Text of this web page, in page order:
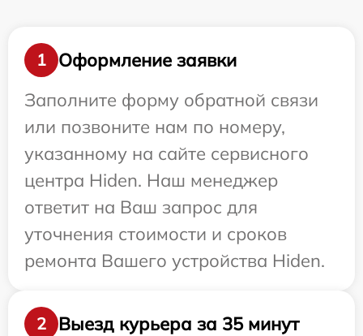
1
Оформление заявки
Заполните форму обратной связи
или позвоните нам по номеру,
указанному на сайте сервисного
центра Hiden. Наш менеджер
ответит на Ваш запрос для
уточнения стоимости и сроков
ремонта Вашего устройства Hiden.
2 Выезд курьера за 35 минут